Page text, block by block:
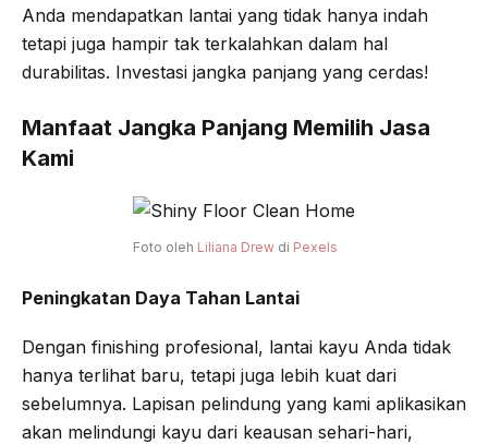
Anda mendapatkan lantai yang tidak hanya indah
tetapi juga hampir tak terkalahkan dalam hal
durabilitas. Investasi jangka panjang yang cerdas!
Manfaat Jangka Panjang Memilih Jasa
Kami
Foto oleh Liliana Drew di Pexels
Peningkatan Daya Tahan Lantai
Dengan finishing profesional, lantai kayu Anda tidak
hanya terlihat baru, tetapi juga lebih kuat dari
sebelumnya. Lapisan pelindung yang kami aplikasikan
akan melindungi kayu dari keausan sehari-hari,